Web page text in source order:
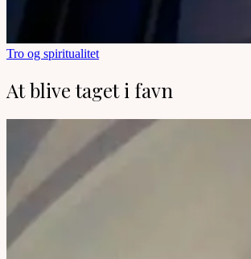
Tro og spiritualitet
At blive taget i favn